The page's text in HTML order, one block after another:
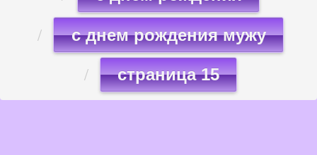
с днем рождения мужу
страница 15